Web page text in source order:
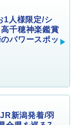
1人様限定/シ
千穂神楽鑑賞
パワースポッ
新潟発着/羽